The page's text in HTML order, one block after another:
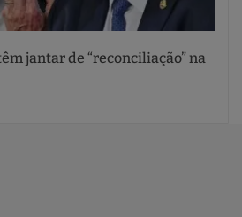
jantar de “reconciliação” na